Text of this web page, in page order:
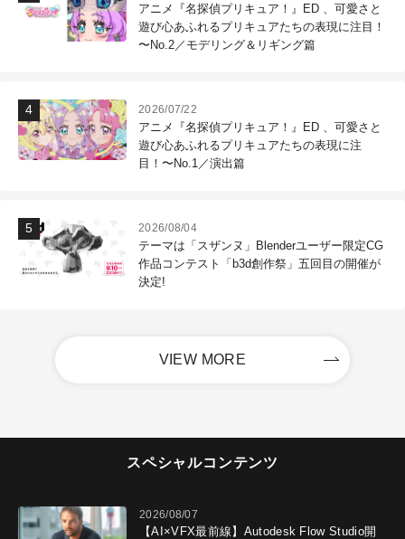
アニメ『名探偵プリキュア！』ED 、可愛さと
遊び心あふれるプリキュアたちの表現に注目！
〜No.2／モデリング＆リギング篇
2026/07/22
アニメ『名探偵プリキュア！』ED 、可愛さと
遊び心あふれるプリキュアたちの表現に注
目！〜No.1／演出篇
2026/08/04
テーマは「スザンヌ」Blenderユーザー限定CG
作品コンテスト「b3d創作祭」五回目の開催が
決定!
VIEW MORE
スペシャルコンテンツ
2026/08/07
【AI×VFX最前線】Autodesk Flow Studio開